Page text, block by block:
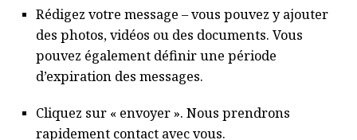
Rédigez votre message – vous pouvez y ajouter
des photos, vidéos ou des documents. Vous
pouvez également définir une période
d’expiration des messages.
Cliquez sur « envoyer ». Nous prendrons
rapidement contact avec vous.